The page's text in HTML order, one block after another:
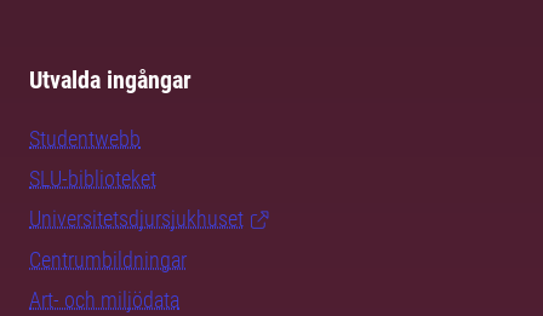
Utvalda ingångar
Studentwebb
SLU-biblioteket
Universitetsdjursjukhuset
Centrumbildningar
Art- och miljödata